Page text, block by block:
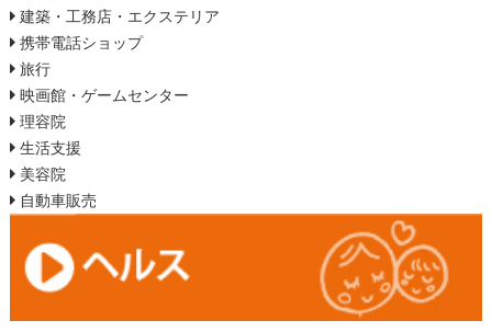
建築・工務店・エクステリア
携帯電話ショップ
旅行
映画館・ゲームセンター
理容院
生活支援
美容院
自動車販売